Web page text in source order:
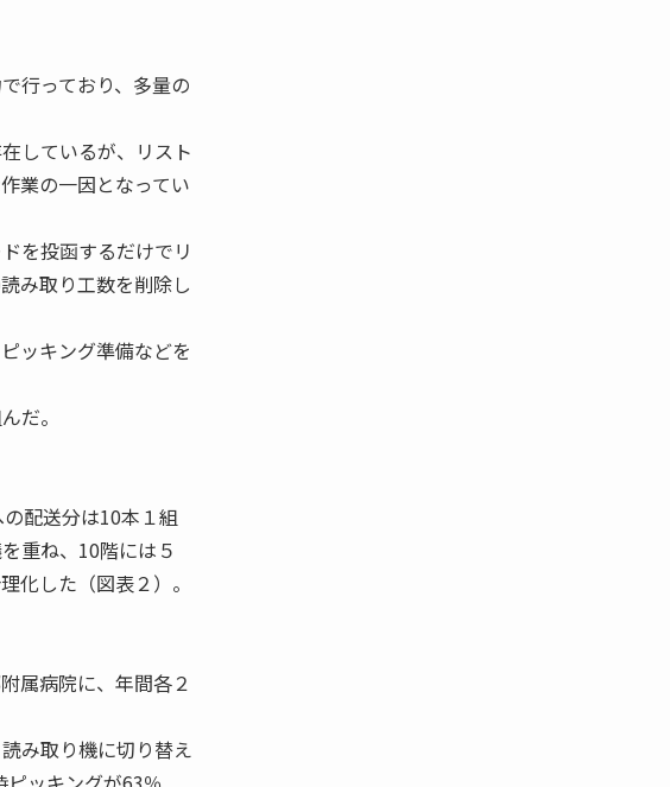
行っており、多量の
しているが、リスト
業の一因となってい
を投函するだけでリ
み取り工数を削除し
ッキング準備などを
だ。
配送分は10本１組
重ね、10階には５
化した（図表２）。
属病院に、年間各２
み取り機に切り替え